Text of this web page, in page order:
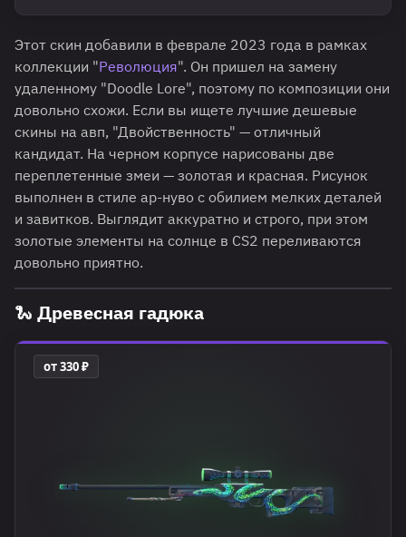
Этот скин добавили в феврале 2023 года в рамках
коллекции "Революция". Он пришел на замену
удаленному "Doodle Lore", поэтому по композиции они
довольно схожи. Если вы ищете лучшие дешевые
скины на авп, "Двойственность" — отличный
кандидат. На черном корпусе нарисованы две
переплетенные змеи — золотая и красная. Рисунок
выполнен в стиле ар-нуво с обилием мелких деталей
и завитков. Выглядит аккуратно и строго, при этом
золотые элементы на солнце в CS2 переливаются
довольно приятно.
🐍 Древесная гадюка
от 330 ₽